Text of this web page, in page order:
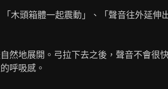
木頭箱體一起震動」、「聲音往外延伸
然地展開。弓拉下去之後，聲音不會很
呼吸感。